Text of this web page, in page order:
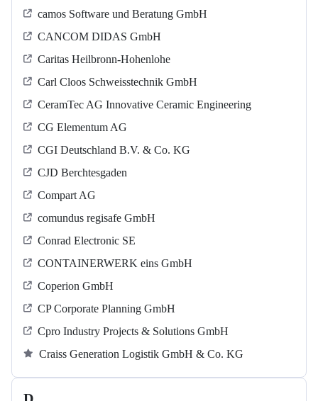
camos Software und Beratung GmbH
CANCOM DIDAS GmbH
Caritas Heilbronn-Hohenlohe
Carl Cloos Schweisstechnik GmbH
CeramTec AG Innovative Ceramic Engineering
CG Elementum AG
CGI Deutschland B.V. & Co. KG
CJD Berchtesgaden
Compart AG
comundus regisafe GmbH
Conrad Electronic SE
CONTAINERWERK eins GmbH
Coperion GmbH
CP Corporate Planning GmbH
Cpro Industry Projects & Solutions GmbH
Craiss Generation Logistik GmbH & Co. KG